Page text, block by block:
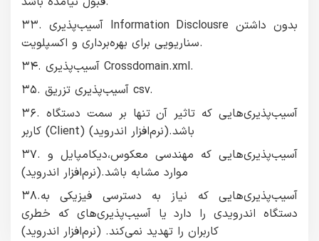
۳۳. آسیب‌پذیری Information Disclousre بدون داشتن
سناریویی برای بهره‌برداری و اکسپلویت.
۳۴. آسیب‌پذیری Crossdomain.xml.
۳۵. آسیب‌پذیری تزریق csv.
۳۶. آسیب‌پذیری‌هایی که تاثیر آن تنها بر سمت دستگاه
کاربر (Client) باشد.(نرم‌افزار اندروید)
۳۷. آسیب‌پذیری‌هایی که مهندسی معکوس،دیکامپایل و
موارد مشابه باشد.(نرم‌افزار اندروید)
۳۸.آسیب‌پذیری‌هایی که نیاز به دسترسی فیزیکی به
دستگاه اندرویدی را دارد یا آسیب‌پذیری‌های که خطری
کاربران را تهدید نمی‌کند. (نرم‌افزار اندروید)